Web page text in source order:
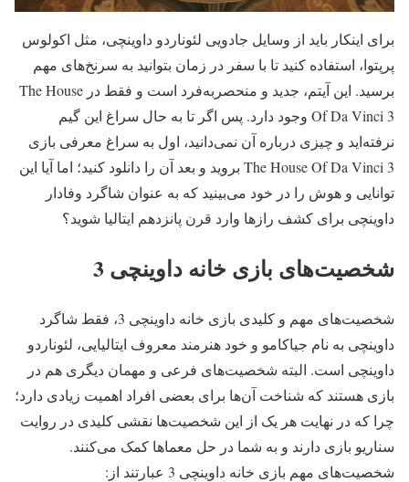
برای اینکار باید از وسایل جادویی لئوناردو داوینچی، مثل اکولوس
پرپتوا، استفاده کنید تا با سفر در زمان بتوانید به سرنخ‌های مهم
برسید. این آیتم، جدید و منحصربه‌فرد است و فقط در The House
Of Da Vinci 3 وجود دارد. پس اگر تا به حال سراغ این گیم
نرفته‌اید و چیزی درباره آن نمی‌دانید، اول به سراغ معرفی بازی
The House Of Da Vinci 3 بروید و بعد آن را دانلود کنید؛ اما آیا این
توانایی و هوش را در خود می‌بینید که به عنوان شاگرد وفادار
داوینچی برای کشف رازها وارد قرن پانزدهم ایتالیا شوید؟
شخصیت‌های بازی خانه داوینچی 3
شخصیت‌های مهم و کلیدی بازی خانه داوینچی 3، فقط شاگرد
داوینچی به نام جیاکامو و خود هنرمند معروف ایتالیایی، لئوناردو
داوینچی است. البته شخصیت‌های فرعی و مهمان دیگری هم در
بازی هستند که شناخت آن‌ها برای بعضی افراد اهمیت زیادی دارد؛
چرا که در نهایت هر یک از این شخصیت‌ها نقشی کلیدی در روایت
سناریو بازی دارند و به شما در حل معماها کمک می‌کنند.
شخصیت‌های مهم بازی خانه داوینچی 3 عبارتند از: